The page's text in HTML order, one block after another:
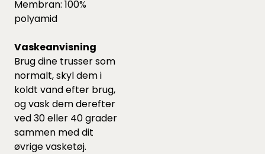
Membran: 100%
polyamid
Vaskeanvisning
Brug dine trusser som
normalt, skyl dem i
koldt vand efter brug,
og vask dem derefter
ved 30 eller 40 grader
sammen med dit
øvrige vasketøj.